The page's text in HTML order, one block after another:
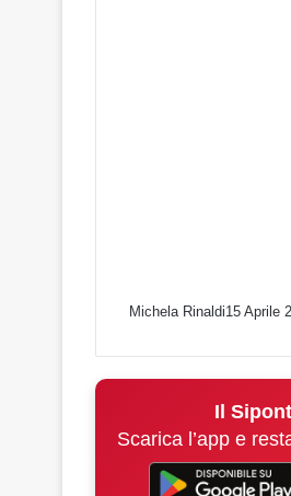
Michela Rinaldi15 Aprile
Il
Scarica l’app e